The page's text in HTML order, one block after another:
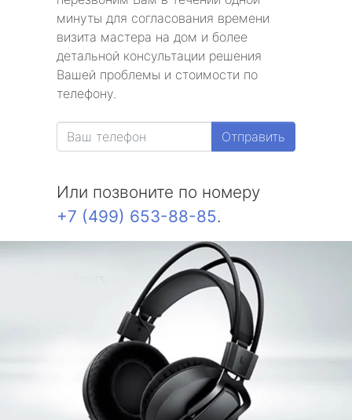
минуты для согласования времени
визита мастера на дом и более
детальной консультации решения
Вашей проблемы и стоимости по
телефону.
Отправить
Или позвоните по номеру
+7 (499) 653-88-85.